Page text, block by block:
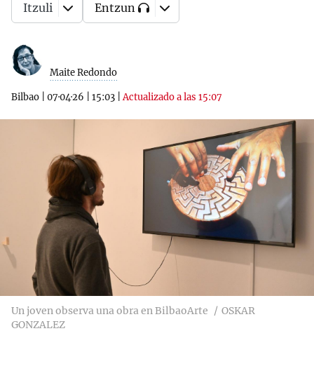
Maite Redondo
Bilbao 07·04·26 15:03 |Actualizado a las 15:07
Itzuli Entzun
Un joven observa una obra en BilbaoArte
OSKAR
GONZALEZ